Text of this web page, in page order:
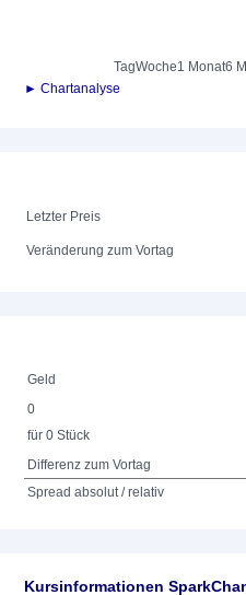
TagWoche1 Monat6
► Chartanalyse
Letzter Preis
Veränderung zum Vortag
Geld
0
für 0 Stück
Differenz zum Vortag
Spread absolut / relativ
Kursinformationen